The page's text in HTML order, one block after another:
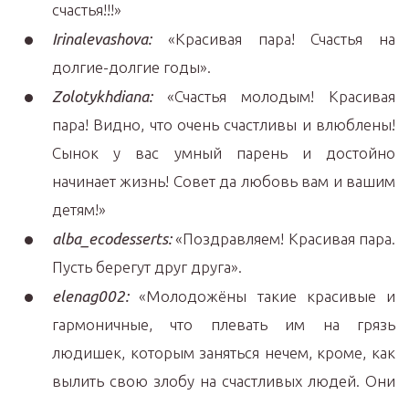
счастья!!!»
Irinalevashova:«Красивая пара! Счастья на
долгие-долгие годы».
Zolotykhdiana:«Счастья молодым! Красивая
пара! Видно, что очень счастливы и влюблены!
Сынок у вас умный парень и достойно
начинает жизнь! Совет да любовь вам и вашим
детям!»
alba_ecodesserts:«Поздравляем! Красивая пара.
Пусть берегут друг друга».
elenag002:«Молодожёны такие красивые и
гармоничные, что плевать им на грязь
людишек, которым заняться нечем, кроме, как
вылить свою злобу на счастливых людей. Они